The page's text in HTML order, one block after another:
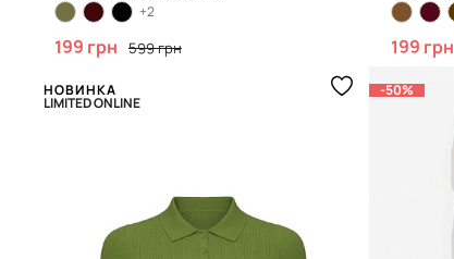
+2
199 грн 599 грн 199 грн
НОВИНКА
LIMITED ONLINE
-50%